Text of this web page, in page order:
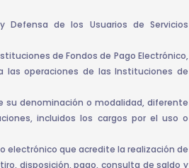
Defensa de los Usuarios de Servicios
de Fondos de Pago Electrónico,
las operaciones de las Instituciones de
su denominación o modalidad, diferente
incluidos los cargos por el uso o
electrónico que acredite la realización de
disposición, pago, consulta de saldo y